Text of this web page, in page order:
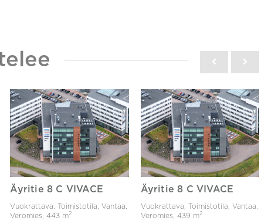
Äyritie 8 C VIVACE
Vuokrattava, Toimistotila, Vantaa,
Veromies,443 m2
Äyritie 8 C VIVACE
Vuokrattava, Toimistotila, Vantaa,
Veromies, 439 m2